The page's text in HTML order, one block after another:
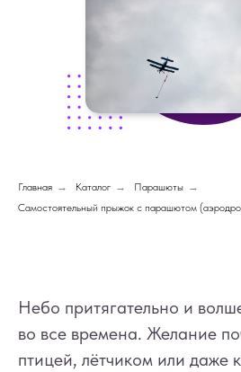
Главная → Каталог → Парашюты →
Самостоятельный прыжок с парашютом
Небо притягательно и
во все времена. Желание
птицей, лётчиком или даже